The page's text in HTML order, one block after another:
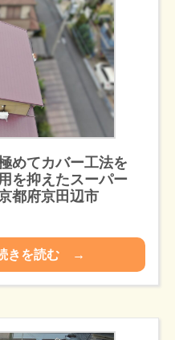
めてカバー工法を
を抑えたスーパー
都府京田辺市
きを読む →